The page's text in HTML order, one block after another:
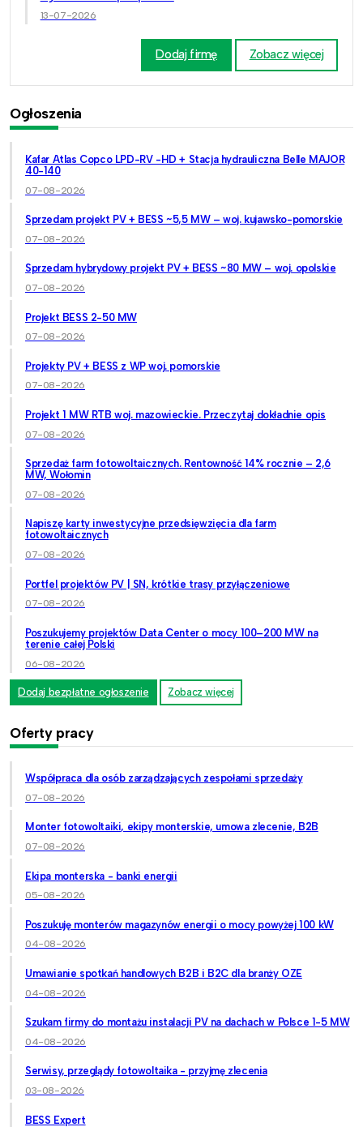
13-07-2026
Dodaj firmę Zobacz więcej
Ogłoszenia
Kafar Atlas Copco LPD-RV -HD + Stacja hydrauliczna Belle MAJOR
40-140
07-08-2026
Sprzedam projekt PV + BESS ~5,5 MW – woj. kujawsko-pomorskie
07-08-2026
Sprzedam hybrydowy projekt PV + BESS ~80 MW – woj. opolskie
07-08-2026
Projekt BESS 2-50 MW
07-08-2026
Projekty PV + BESS z WP woj. pomorskie
07-08-2026
Projekt 1 MW RTB woj. mazowieckie. Przeczytaj dokładnie opis
07-08-2026
Sprzedaż farm fotowoltaicznych. Rentowność 14% rocznie – 2,6
MW, Wołomin
07-08-2026
Napiszę karty inwestycyjne przedsięwzięcia dla farm
fotowoltaicznych
07-08-2026
Portfel projektów PV | SN, krótkie trasy przyłączeniowe
07-08-2026
Poszukujemy projektów Data Center o mocy 100–200 MW na
terenie całej Polski
06-08-2026
Dodaj bezpłatne ogłoszenie Zobacz więcej
Oferty pracy
Współpraca dla osób zarządzających zespołami sprzedaży
07-08-2026
Monter fotowoltaiki, ekipy monterskie, umowa zlecenie, B2B
07-08-2026
Ekipa monterska - banki energii
05-08-2026
Poszukuję monterów magazynów energii o mocy powyżej 100 kW
04-08-2026
Umawianie spotkań handlowych B2B i B2C dla branży OZE
04-08-2026
Szukam firmy do montażu instalacji PV na dachach w Polsce 1-5 MW
04-08-2026
Serwisy, przeglądy fotowoltaika - przyjmę zlecenia
03-08-2026
BESS Expert